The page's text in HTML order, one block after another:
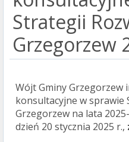
Strategii
Grzegorzew
Wójt Gminy
konsultacyjne w sprawie
Grzegorzew na lata
dzień 20 stycznia 2025 r.,